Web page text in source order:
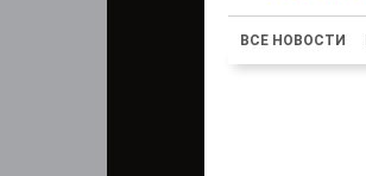
ВСЕ НОВОСТИ